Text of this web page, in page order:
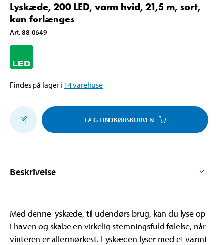
Lyskæde, 200 LED, varm hvid, 21,5 m, sort,
kan forlænges
Art.88-0649
Findes på lager i 14varehuse
LÆG I INDKØBSKURVEN
Beskrivelse
Med denne lyskæde, til udendørs brug, kan du lyse op
i haven og skabe en virkelig stemningsfuld følelse, når
vinteren er allermørkest. Lyskæden lyser med et varmt